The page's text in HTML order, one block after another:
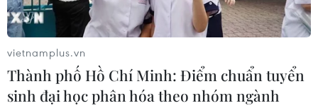
vietnamplus.vn
Thành phố Hồ Chí Minh: Điểm chuẩn tuyển
sinh đại học phân hóa theo nhóm ngành